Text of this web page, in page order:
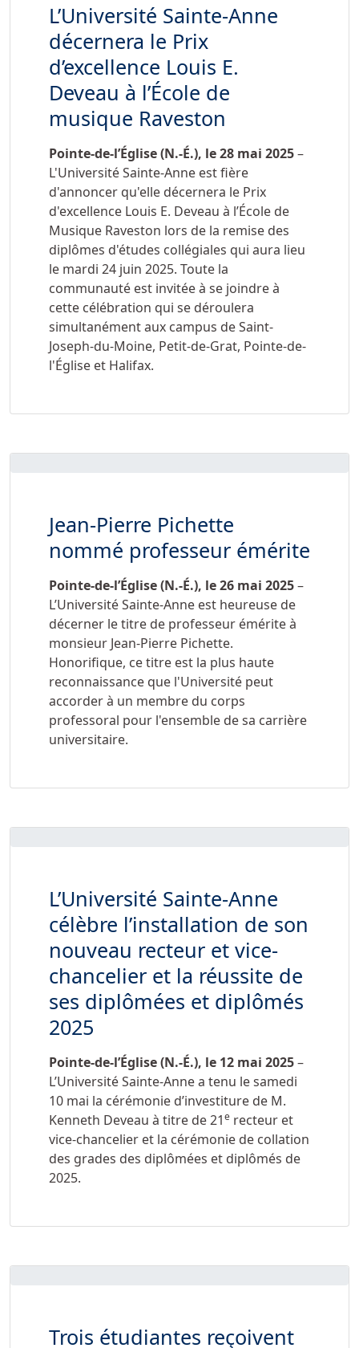
L’Université Sainte-Anne
décernera le Prix
d’excellence Louis E.
Deveau à l’École de
musique Raveston
Pointe-de-l’Église (N.-É.), le28 mai 2025–
L'Université Sainte-Anne est fière
d'annoncer qu'elle décernera le Prix
d'excellence Louis E. Deveau à l’École de
Musique Raveston lors de la remise des
diplômes d'études collégiales qui aura lieu
le mardi 24 juin 2025. Toute la
communauté est invitée à se joindre à
cette célébration qui se déroulera
simultanément aux campus de Saint-
Joseph-du-Moine, Petit-de-Grat, Pointe-de-
l'Église et Halifax.
Jean-Pierre Pichette
nommé professeur émérite
Pointe-de-l’Église (N.-É.), le26 mai 2025–
L’Université Sainte-Anne est heureuse de
décerner le titre de professeur émérite à
monsieur Jean-Pierre Pichette.
Honorifique, ce titre est la plus haute
reconnaissance que l'Université peut
accorder à un membre du corps
professoral pour l'ensemble de sa carrière
universitaire.
L’Université Sainte-Anne
célèbre l’installation de son
nouveau recteur et vice-
chancelier et la réussite de
ses diplômées et diplômés
2025
Pointe-de-l’Église (N.-É.), le 12 mai 2025–
L’Université Sainte-Anne a tenu le samedi
10 mai la cérémonie d’investiture de M.
Kenneth Deveau à titre de 21e recteur et
vice-chancelier et la cérémonie de collation
des grades des diplômées et diplômés de
2025.
Trois étudiantes reçoivent